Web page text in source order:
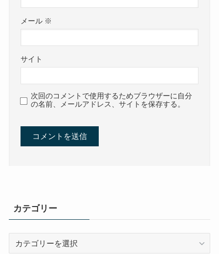
メール ※
サイト
次回のコメントで使用するためブラウザーに自分
の名前、メールアドレス、サイトを保存する。
カテゴリー